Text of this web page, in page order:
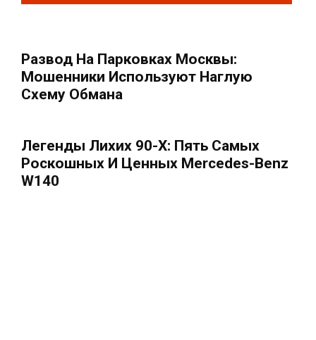
Развод На Парковках Москвы:
Мошенники Используют Наглую
Схему Обмана
Легенды Лихих 90-Х: Пять Самых
Роскошных И Ценных Mercedes-Benz
W140